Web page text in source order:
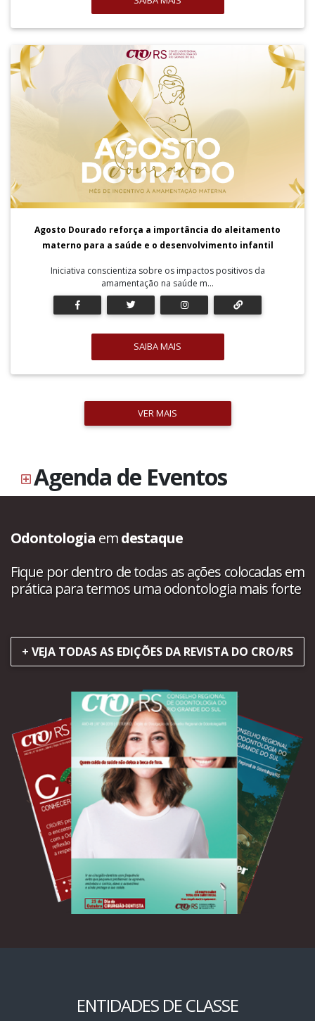
Agosto Dourado reforça a importância do aleitamento
materno para a saúde e o desenvolvimento infantil
Iniciativa conscientiza sobre os impactos positivos da
amamentação na saúde m...
SAIBA MAIS
VER MAIS
Agenda de Eventos
Odontologia emdestaque
Fique por dentro de todas as ações colocadas em
prática para termos uma odontologia mais forte
+ VEJA TODAS AS EDIÇÕES DA REVISTA DO CRO/RS
ENTIDADES DE CLASSE